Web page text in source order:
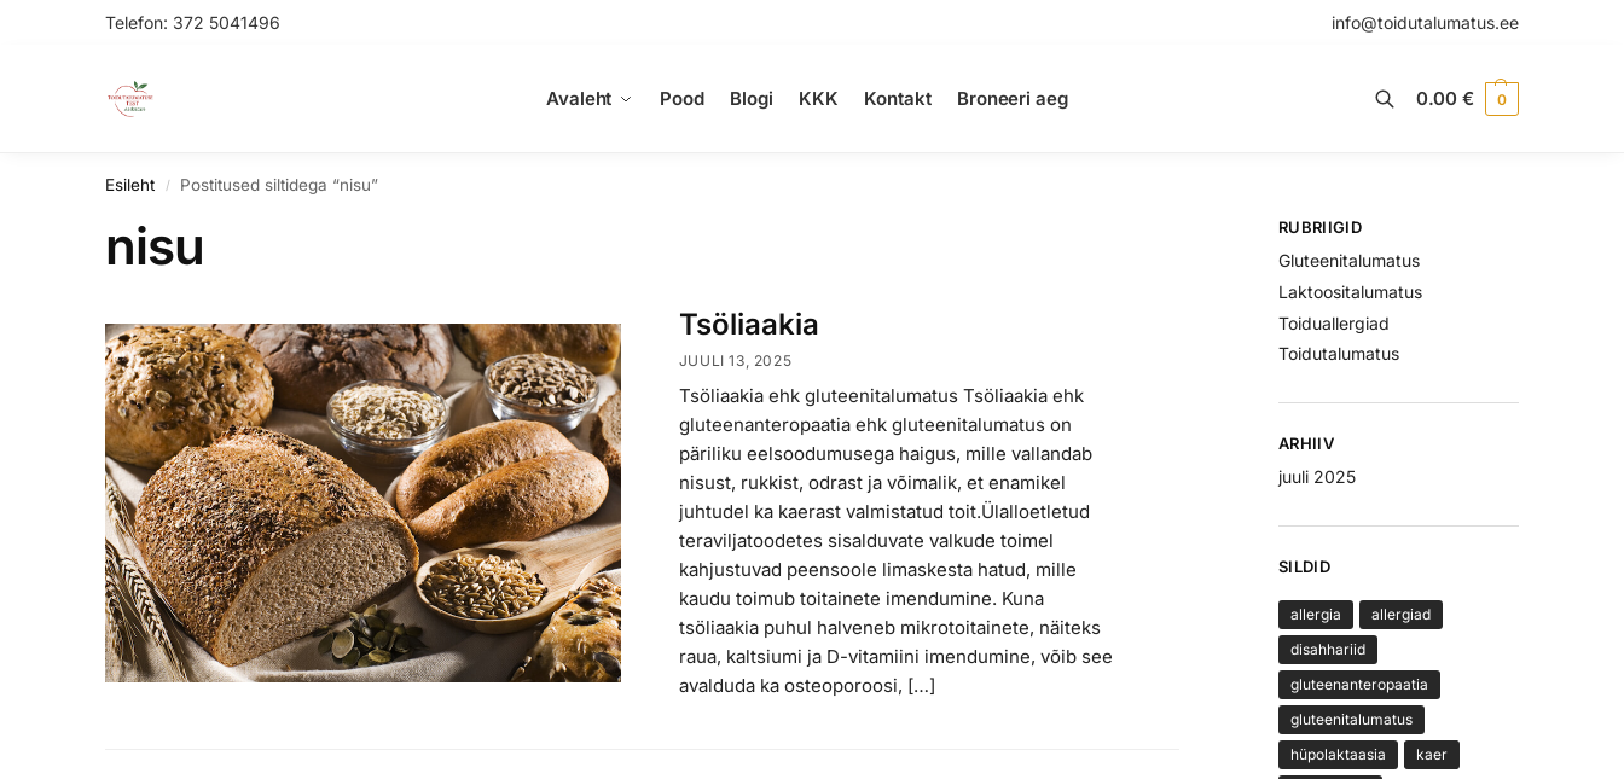
Telefon: 372 5041496 info@toidutalumatus.ee
Avaleht Pood Blogi KKK Kontakt Broneeri aeg
Search
0.00€ 0
Esileht / Postitused siltidega “nisu”
nisu
Tsöliaakia
JUULI 13, 2025
Tsöliaakia ehk gluteenitalumatus Tsöliaakia ehk
gluteenanteropaatia ehk gluteenitalumatus on
päriliku eelsoodumusega haigus, mille vallandab
nisust, rukkist, odrast ja võimalik, et enamikel
juhtudel ka kaerast valmistatud toit.Ülalloetletud
teraviljatoodetes sisalduvate valkude toimel
kahjustuvad peensoole limaskesta hatud, mille
kaudu toimub toitainete imendumine. Kuna
tsöliaakia puhul halveneb mikrotoitainete, näiteks
raua, kaltsiumi ja D-vitamiini imendumine, võib see
avalduda ka osteoporoosi, […]
RUBRIIGID
Gluteenitalumatus
Laktoositalumatus
Toiduallergiad
Toidutalumatus
ARHIIV
juuli 2025
SILDID
allergia
allergiad
disahhariid
gluteenanteropaatia
gluteenitalumatus
hüpolaktaasia
kaer